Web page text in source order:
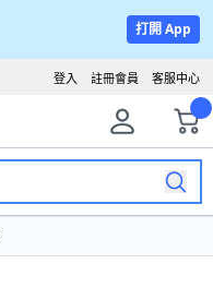
打開 App
客服中心
註冊會員
登入